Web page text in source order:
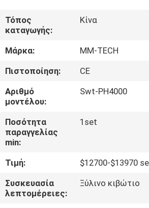
ΕΜΆΣ
ΕΠΙΣΚΈΨΕΙΣ
ΣΤΟ
ΕΡΓΟΣΤΆΣΙΟ
ΈΛΕΓΧΟΣ
ΠΟΙΌΤΗΤΑΣ
ΕΠΙΚΟΙΝΩΝΉΣΤΕ
ΜΑΖΊ
Τόπος
καταγωγής:
Κίνα
Μάρκα:
MM-TECH
Πιστοποίηση:
CE
Αριθμό
μοντέλου:
Swt-PH4000
Ποσότητα
παραγγελίας
min:
1set
Τιμή:
$12700-$13970
Συσκευασία
λεπτομέρειες:
Ξύλινο κιβώτιο